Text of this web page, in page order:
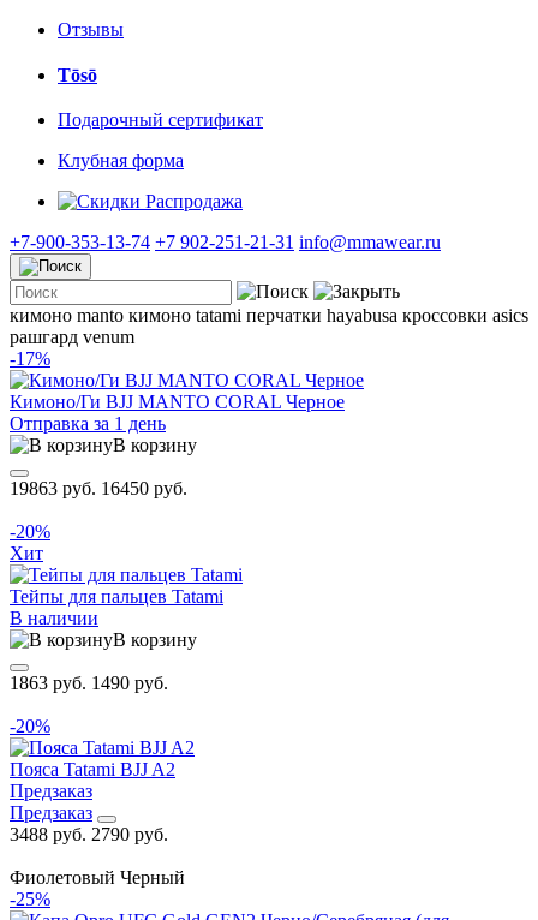
Отзывы
Tōsō
Подарочный сертификат
Клубная форма
Распродажа
+7-900-353-13-74 +7 902-251-21-31 info@mmawear.ru
кимоно manto кимоно tatami перчатки hayabusa кроссовки asics
рашгард venum
-17%
Кимоно/Ги BJJ MANTO CORAL Черное
Отправка за 1 день
В корзину
19863 руб. 16450 руб.
-20%
Хит
Тейпы для пальцев Tatami
В наличии
В корзину
1863 руб. 1490 руб.
-20%
Пояса Tatami BJJ A2
Предзаказ
Предзаказ
3488 руб. 2790 руб.
Фиолетовый Черный
-25%